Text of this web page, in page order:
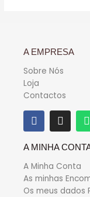
A EMPRESA
Sobre Nós
Loja
Contactos
A MINHA
A Minha Conta
As minhas
Os meus dados